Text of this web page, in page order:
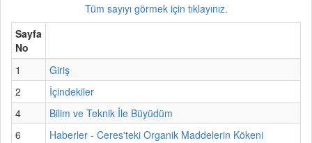
Tüm sayıyı görmek için tıklayınız.
Sayfa
No
1
Giriş
2
İçindekiler
4
Bilim ve Teknik İle Büyüdüm
6
Haberler - Ceres'teki Organik Maddelerin Kökeni